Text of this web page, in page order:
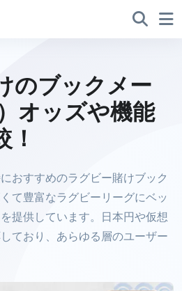
のブックメー
オッズや機能
おすすめのラグビー賭けブック
て豊富なラグビーリーグにベッ
提供しています。日本円や仮想
ており、あらゆる層のユーザー